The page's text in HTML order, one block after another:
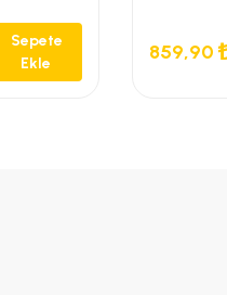
Sepete
Ekle
859,90